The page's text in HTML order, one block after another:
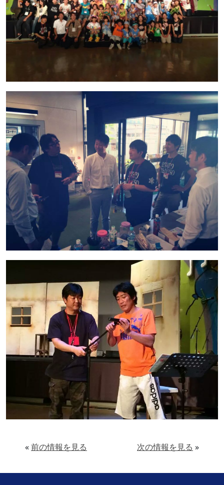
«前の情報を見る 次の情報を見る »